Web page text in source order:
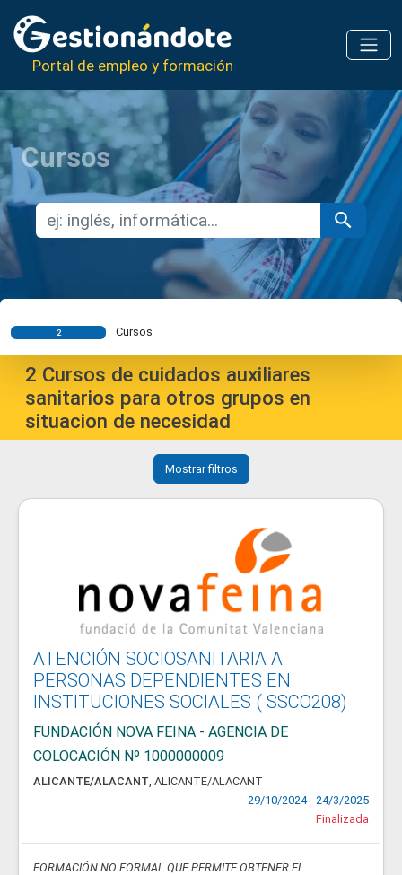
Portal de empleo y formación
Cursos
2 Cursos
2 Cursos de cuidados auxiliares
sanitarios para otros grupos en
situacion de necesidad
Mostrar filtros
ATENCIÓN SOCIOSANITARIA A
PERSONAS DEPENDIENTES EN
INSTITUCIONES SOCIALES ( SSCO208)
FUNDACIÓN NOVA FEINA - AGENCIA DE
COLOCACIÓN Nº 1000000009
ALICANTE/ALACANT, ALICANTE/ALACANT
29/10/2024 - 24/3/2025
Finalizada
FORMACIÓN NO FORMAL QUE PERMITE OBTENER EL